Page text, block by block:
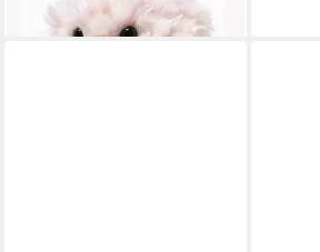
lieferbar - in 2-3 Werktagen bei dir